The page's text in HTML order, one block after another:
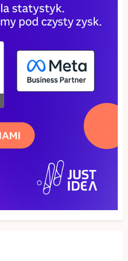
z płytkami a aranżacja wnętrza
szukać inspiracji?